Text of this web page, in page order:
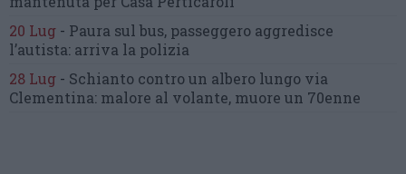
20 Lug - Paura sul bus, passeggero aggredisce
l’autista: arriva la polizia
28 Lug - Schianto contro un albero lungo via
Clementina: malore al volante, muore un 70enne